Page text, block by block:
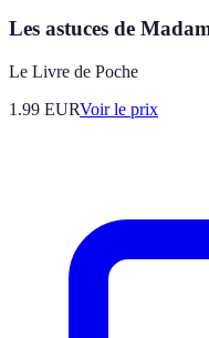
Les astuces de
Le Livre de Poche
1.99 EURVoir le prix